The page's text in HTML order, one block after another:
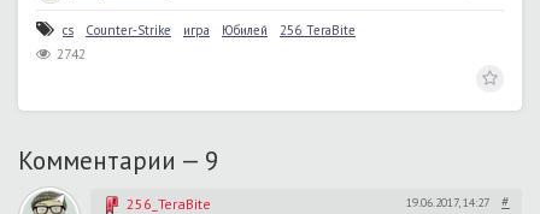
cs Counter-Strike игра Юбилей 256_TeraBite
2742
Комментарии — 9
256_TeraBite 19.06.2017, 14:27 #